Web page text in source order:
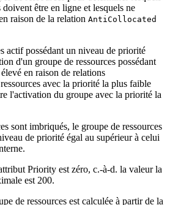
doivent être en ligne et lesquels ne
raison de la relation AntiCollocated
actif possédant un niveau de priorité
d'un groupe de ressources possédant
en raison de relations
avec la priorité la plus faible
l'activation du groupe avec la priorité la
sont imbriqués, le groupe de ressources
de priorité égal au supérieur à celui
Priority est zéro, c.-à-d. la valeur la
est 200.
de ressources est calculée à partir de la